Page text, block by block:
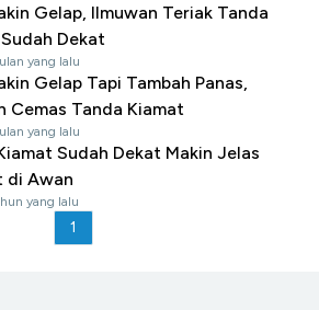
Gelap, Ilmuwan Teriak Tanda
Dekat
yang lalu
Gelap Tapi Tambah Panas,
Cemas Tanda Kiamat
yang lalu
Sudah Dekat Makin Jelas
di Awan
yang lalu
1